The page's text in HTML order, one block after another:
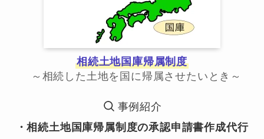
相続土地国庫帰属制度
～相続した土地を国に帰属させたいとき～
事例紹介
・相続土地国庫帰属制度の承認申請書作成代行